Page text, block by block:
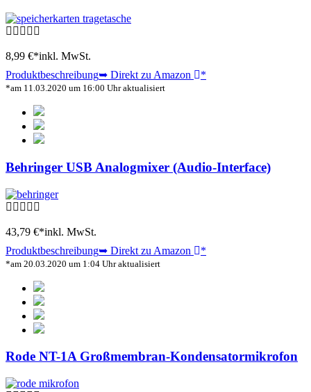
8,99 €*inkl. MwSt.
Produktbeschreibung➥ Direkt zu Amazon *
*am 11.03.2020 um 16:00 Uhr aktualisiert
Behringer USB Analogmixer (Audio-Interface)
43,79 €*inkl. MwSt.
Produktbeschreibung➥ Direkt zu Amazon *
*am 20.03.2020 um 1:04 Uhr aktualisiert
Rode NT-1A Großmembran-Kondensatormikrofon